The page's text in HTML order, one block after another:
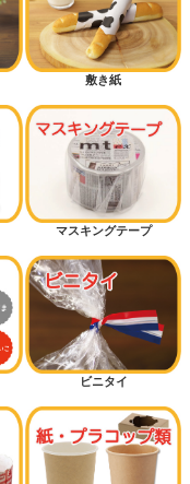
敷き紙
マスキングテープ
ビニタイ